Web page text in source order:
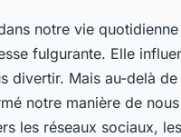
des
notre vie
fulgurante. Elle
divertir. Mais au-delà
notre manière de
les réseaux sociaux,